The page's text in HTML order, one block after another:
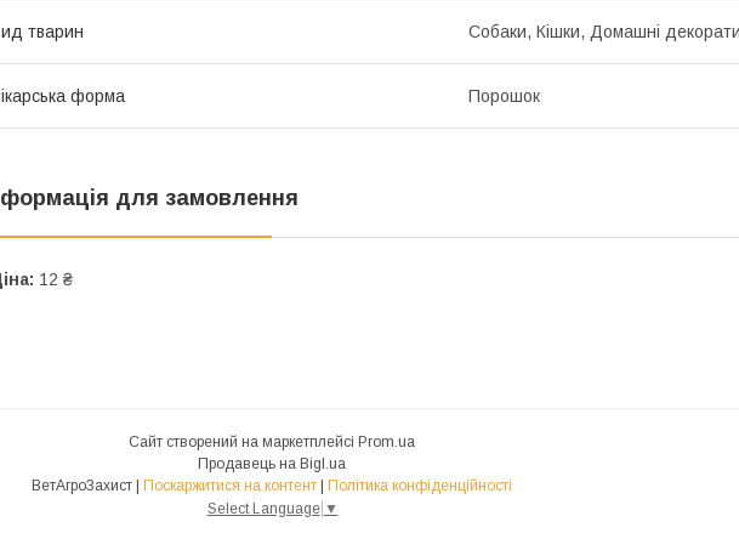
тварин Собаки, Кішки, Домашні
форма Порошок
для замовлення
12 ₴
Сайт створений на маркетплейсі Prom.ua
Продавець на Bigl.ua
Поскаржитися на контент
Політика конфіденційності
Select Language ▼